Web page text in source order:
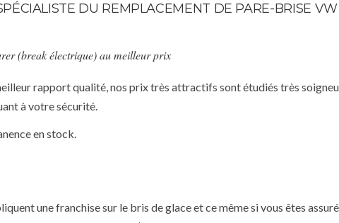
DU REMPLACEMENT DE PARE-BRISE
(break électrique) au meilleur prix
rapport qualité, nos prix très attractifs sont étudiés très
à votre sécurité.
en stock.
une franchise sur le bris de glace et ce même si vous êtes